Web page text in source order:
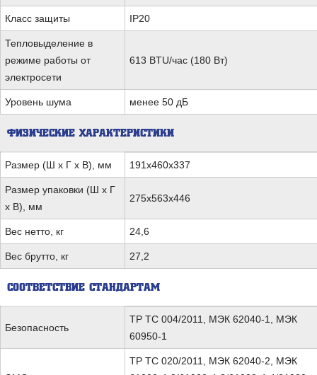
Класс защиты IP20
Тепловыделение в
режиме работы от
электросети
613 BTU/час (180 Вт)
Уровень шума менее 50 дБ
ФИЗИЧЕСКИЕ ХАРАКТЕРИСТИКИ
Размер (Ш х Г х В), мм 191x460x337
Размер упаковки (Ш х Г
х В), мм
275x563x446
Вес нетто, кг 24,6
Вес брутто, кг 27,2
СООТВЕТСТВИЕ СТАНДАРТАМ
Безопасность
ТР ТС 004/2011, МЭК 62040-1, МЭК
60950-1
ТР ТС 020/2011, МЭК 62040-2, МЭК